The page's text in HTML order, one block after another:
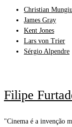
Christian Mungiu
James Gray
Kent Jones
Lars von Trier
Sérgio Alpendre
Filipe
"Cinema é a invenção